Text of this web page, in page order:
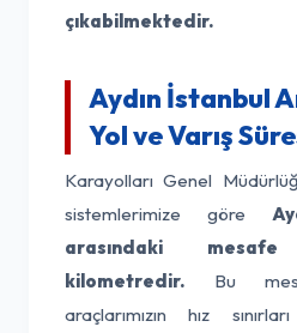
çıkabilmektedir.
Aydın İstanbul
Yol ve Varış
Karayolları Genel
sistemlerimize göre
arasındaki
kilometredir. Bu
araçlarımızın hız